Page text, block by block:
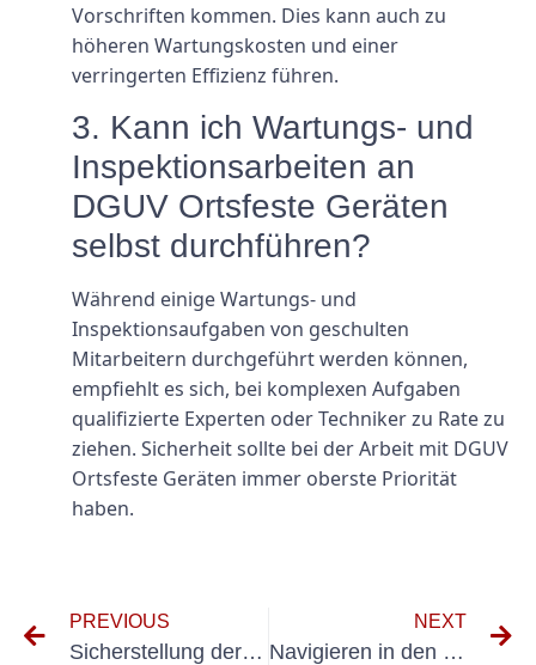
Vorschriften kommen. Dies kann auch zu
höheren Wartungskosten und einer
verringerten Effizienz führen.
3. Kann ich Wartungs- und
Inspektionsarbeiten an
DGUV Ortsfeste Geräten
selbst durchführen?
Während einige Wartungs- und
Inspektionsaufgaben von geschulten
Mitarbeitern durchgeführt werden können,
empfiehlt es sich, bei komplexen Aufgaben
qualifizierte Experten oder Techniker zu Rate zu
ziehen. Sicherheit sollte bei der Arbeit mit DGUV
Ortsfeste Geräten immer oberste Priorität
haben.
PREVIOUS
Sicherstellung der Einhaltung der DGUV Ortsfeste Betriebsmittelverordnung
NEXT
Navigieren in den DGUV V3-Anforderungen: Ein umfassender Leitfaden